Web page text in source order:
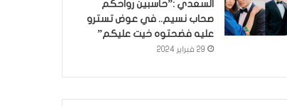
السعدي :”حاسبين رواحكم
صحاب نسيم.. في عوض تسترو
عليه فضحتوه خيت عليكم”
29 فبراير 2024